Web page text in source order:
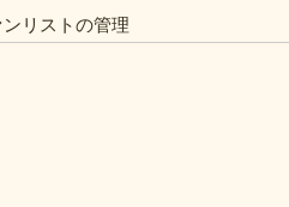
ンリストの管理